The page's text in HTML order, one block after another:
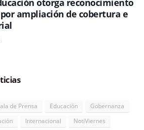
otorga reconocimiento
ampliación de cobertura e
de Prensa Educación
Gobernanza
Internacional
NotiViernes